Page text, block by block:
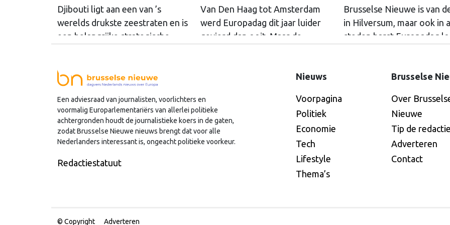
Djibouti ligt aan een van ’s
werelds drukste zeestraten en is
een belangrijke strategische
Europese buitenlandbeleid, dat
ingezet.
Van Den Haag tot Amsterdam
werd Europadag dit jaar luider
gevierd dan ooit. Maar de
Brusselse Nieuwe is van
in Hilversum, maar ook in
steden barst Europadag
Een adviesraad van journalisten, voorlichters en
voormalig Europarlementariërs van allerlei politieke
achtergronden houdt de journalistieke koers in de gaten,
zodat Brusselse Nieuwe nieuws brengt dat voor alle
Nederlanders interessant is, ongeacht politieke voorkeur.
Redactiestatuut
Nieuws
Voorpagina
Politiek
Economie
Tech
Lifestyle
Thema’s
Brusselse
Over
Nieuwe
Tip de redactie
Adverteren
Contact
© Copyright Adverteren